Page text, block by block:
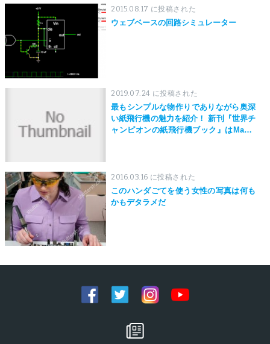
2015.08.17 に投稿された
ウェブベースの回路シミュレーター
2019.07.24 に投稿された
最もシンプルな物作りでありながら奥深
い紙飛行機の魅力を紹介！ 新刊『世界チ
ャンピオンの紙飛行機ブック』はMaker
2016.03.16 に投稿された
このハンダごてを使う女性の写真は何も
かもデタラメだ